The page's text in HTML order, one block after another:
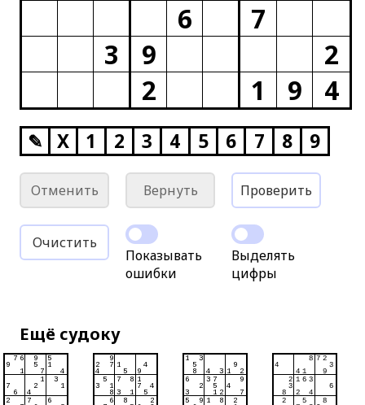
6
7
3
9
2
2
1 9 4
✎ X 1 2 3 4 5 6 7 8 9
Отменить Вернуть Проверить
Очистить
Показывать
ошибки
Выделять
цифры
Ещё судоку